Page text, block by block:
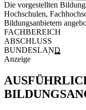
Die vorgestellten
Hochschulen,
Bildungsanbietern
FACHBEREICH
ABSCHLUSS
BUNDESLAND
Anzeige